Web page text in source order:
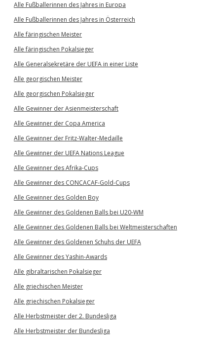
Alle Fußballerinnen des Jahres in Europa
Alle Fußballerinnen des Jahres in Österreich
Alle färingischen Meister
Alle färingischen Pokalsieger
Alle Generalsekretäre der UEFA in einer Liste
Alle georgischen Meister
Alle georgischen Pokalsieger
Alle Gewinner der Asienmeisterschaft
Alle Gewinner der Copa America
Alle Gewinner der Fritz-Walter-Medaille
Alle Gewinner der UEFA Nations League
Alle Gewinner des Afrika-Cups
Alle Gewinner des CONCACAF-Gold-Cups
Alle Gewinner des Golden Boy
Alle Gewinner des Goldenen Balls bei U20-WM
Alle Gewinner des Goldenen Balls bei Weltmeisterschaften
Alle Gewinner des Goldenen Schuhs der UEFA
Alle Gewinner des Yashin-Awards
Alle gibraltarischen Pokalsieger
Alle griechischen Meister
Alle griechischen Pokalsieger
Alle Herbstmeister der 2. Bundesliga
Alle Herbstmeister der Bundesliga